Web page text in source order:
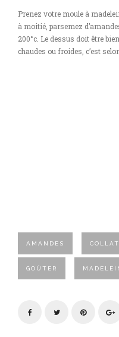
Prenez votre moule à
à moitié, parsemez
200°c. Le dessus doit être
chaudes ou froides, c’est
AMANDES
GOÛTER